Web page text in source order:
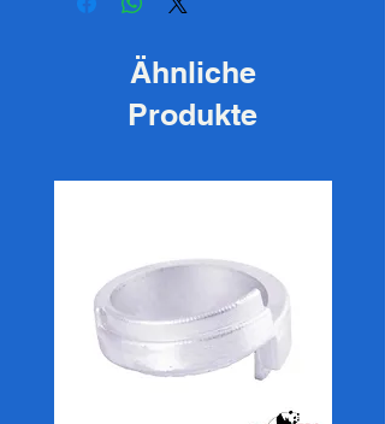
Ähnliche
Produkte